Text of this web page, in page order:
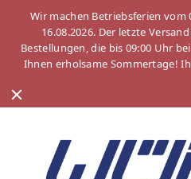
Wir machen Betriebsferien vom
16.08.2026. Der letzte
Bestellungen, die bis 09:00 Uhr
Ihnen erholsame Sommertage!